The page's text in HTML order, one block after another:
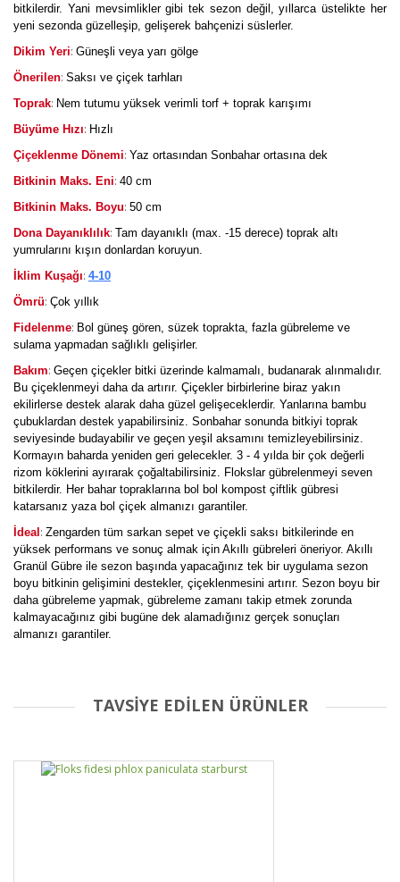
bitkilerdir. Yani mevsimlikler gibi tek sezon değil, yıllarca üstelikte her
yeni sezonda güzelleşip, gelişerek bahçenizi süslerler.
Dikim Yeri: Güneşli veya yarı gölge
Önerilen: Saksı ve çiçek tarhları
Toprak: Nem tutumu yüksek verimli torf + toprak karışımı
Büyüme Hızı: Hızlı
Çiçeklenme Dönemi: Yaz ortasından Sonbahar ortasına dek
Bitkinin Maks. Eni: 40 cm
Bitkinin Maks. Boyu: 50 cm
Dona Dayanıklılık: Tam dayanıklı (max. -15 derece) toprak altı
yumrularını kışın donlardan koruyun.
İklim Kuşağı: 4-10
Ömrü: Çok yıllık
Fidelenme: Bol güneş gören, süzek toprakta, fazla gübreleme ve
sulama yapmadan sağlıklı gelişirler.
Bakım: Geçen çiçekler bitki üzerinde kalmamalı, budanarak alınmalıdır.
Bu çiçeklenmeyi daha da artırır. Çiçekler birbirlerine biraz yakın
ekilirlerse destek alarak daha güzel gelişeceklerdir. Yanlarına bambu
çubuklardan destek yapabilirsiniz. Sonbahar sonunda bitkiyi toprak
seviyesinde budayabilir ve geçen yeşil aksamını temizleyebilirsiniz.
Kormayın baharda yeniden geri gelecekler. 3 - 4 yılda bir çok değerli
rizom köklerini ayırarak çoğaltabilirsiniz. Flokslar gübrelenmeyi seven
bitkilerdir. Her bahar topraklarına bol bol kompost çiftlik gübresi
katarsanız yaza bol çiçek almanızı garantiler.
İdeal : Zengarden tüm sarkan sepet ve çiçekli saksı bitkilerinde en
yüksek performans ve sonuç almak için Akıllı gübreleri öneriyor. Akıllı
Granül Gübre ile sezon başında yapacağınız tek bir uygulama sezon
boyu bitkinin gelişimini destekler, çiçeklenmesini artırır. Sezon boyu bir
daha gübreleme yapmak, gübreleme zamanı takip etmek zorunda
kalmayacağınız gibi bugüne dek alamadığınız gerçek sonuçları
almanızı garantiler.
Bu ürüne ilk yorumu siz yapın!
Yorum Yaz
TAVSİYE EDİLEN ÜRÜNLER